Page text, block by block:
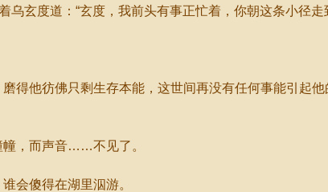
玄度道：“玄度，我前头有事正忙着，你朝这条小径走
他彷佛只剩生存本能，这世间再没有任何事能引起他
，而声音……不见了。
会傻得在湖里泅游。